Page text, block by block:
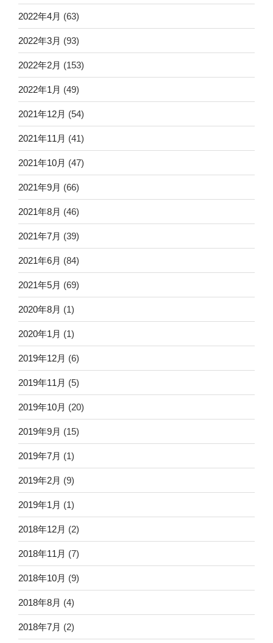
2022年4月 (63)
2022年3月 (93)
2022年2月 (153)
2022年1月 (49)
2021年12月 (54)
2021年11月 (41)
2021年10月 (47)
2021年9月 (66)
2021年8月 (46)
2021年7月 (39)
2021年6月 (84)
2021年5月 (69)
2020年8月 (1)
2020年1月 (1)
2019年12月 (6)
2019年11月 (5)
2019年10月 (20)
2019年9月 (15)
2019年7月 (1)
2019年2月 (9)
2019年1月 (1)
2018年12月 (2)
2018年11月 (7)
2018年10月 (9)
2018年8月 (4)
2018年7月 (2)